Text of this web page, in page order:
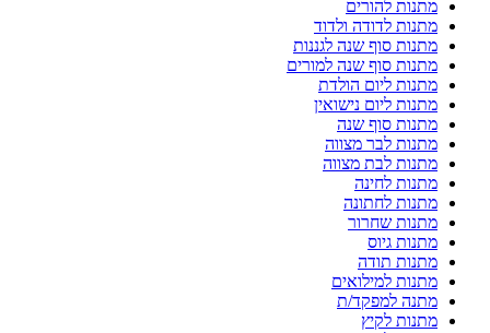
מתנות להורים
מתנות לדודה ולדוד
מתנות סוף שנה לגננות
מתנות סוף שנה למורים
מתנות ליום הולדת
מתנות ליום נישואין
מתנות סוף שנה
מתנות לבר מצווה
מתנות לבת מצווה
מתנות לחינה
מתנות לחתונה
מתנות שחרור
מתנות גיוס
מתנות תודה
מתנות למילואים
מתנה למפקד/ת
מתנות לקיץ